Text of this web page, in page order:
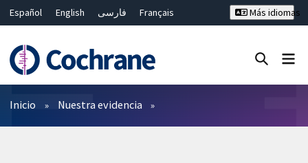
Español English فارسی
Français
Bahasa Malaysia
ไทย 繁體中文
Más idiomas
Filtros
Inicio Nuestra evidencia